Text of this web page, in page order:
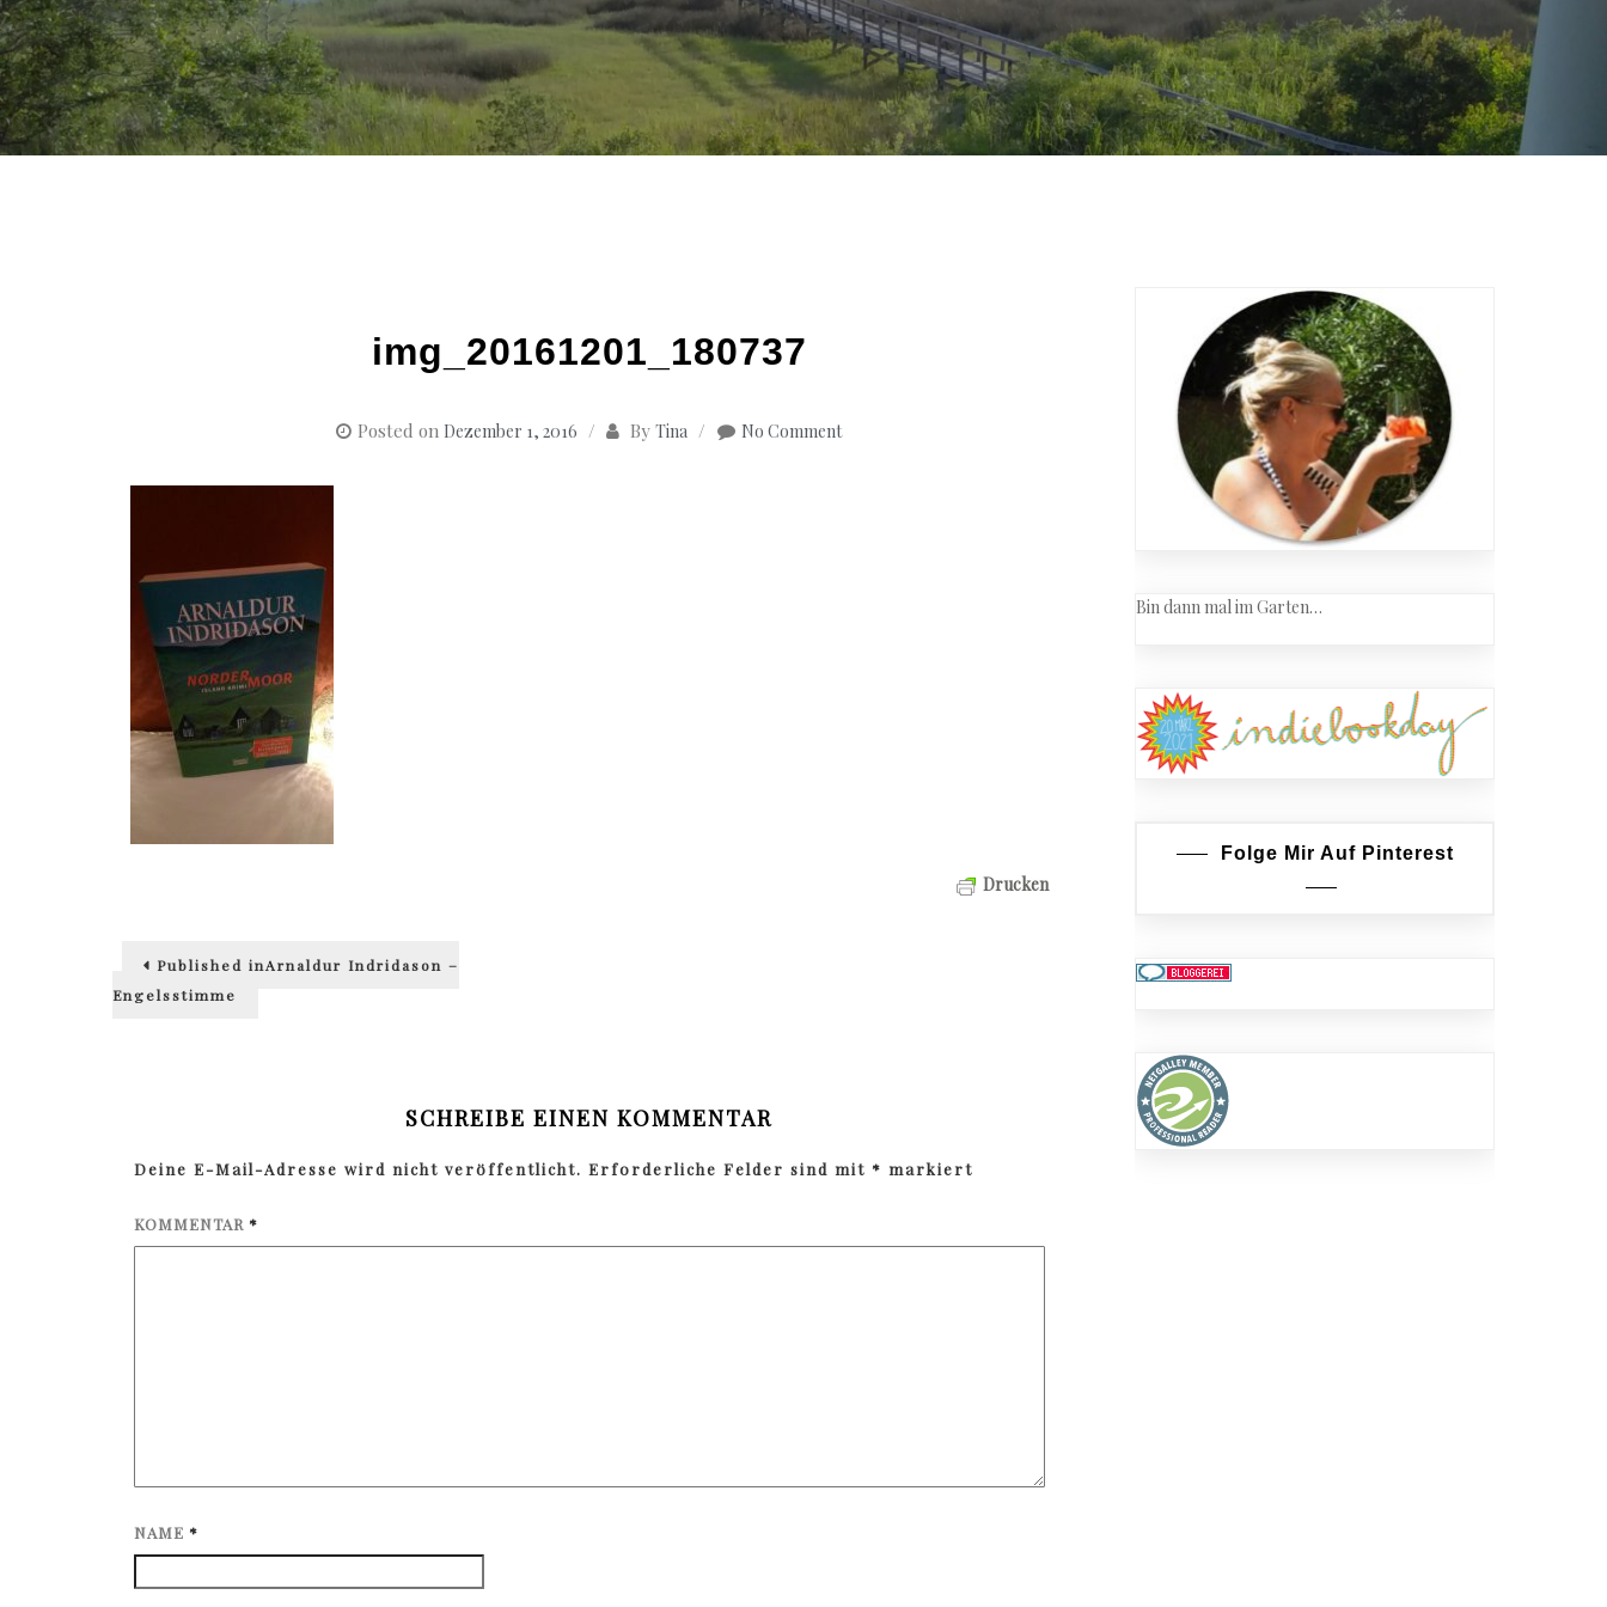
img_20161201_180737
Posted on Dezember 1, 2016 By Tina No Comment
Drucken
Beitragsnavigation
Published inArnaldur Indridason –
Engelsstimme
SCHREIBE EINEN KOMMENTAR
Deine E-Mail-Adresse wird nicht veröffentlicht. Erforderliche Felder sind mit * markiert
KOMMENTAR *
NAME *
Bin dann mal im Garten…
Folge Mir Auf Pinterest